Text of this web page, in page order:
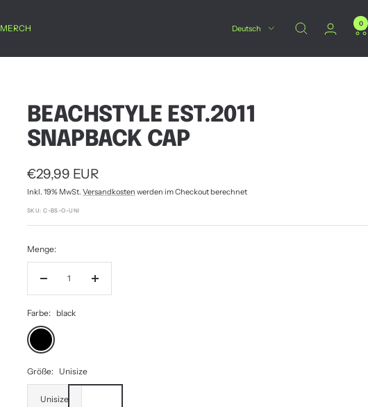
MERCH Sprache
Deutsch
0
BEACHSTYLE EST.2011
SNAPBACK CAP
Angebotspreis
€29,99 EUR
Inkl. 19% MwSt. Versandkosten werden im Checkout berechnet
SKU:C-BS-O-UNI
Menge:
Menge
verringern
Menge
erhöhen
Farbe:
black
black
Größe: Unisize
Unisize